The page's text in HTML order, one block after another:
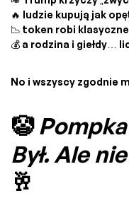
🔥 ludzie kupują jak
📉 token robi
💰 a rodzina i giełdy…
No i wszyscy zgodnie
🤡
Był. Ale
🥂